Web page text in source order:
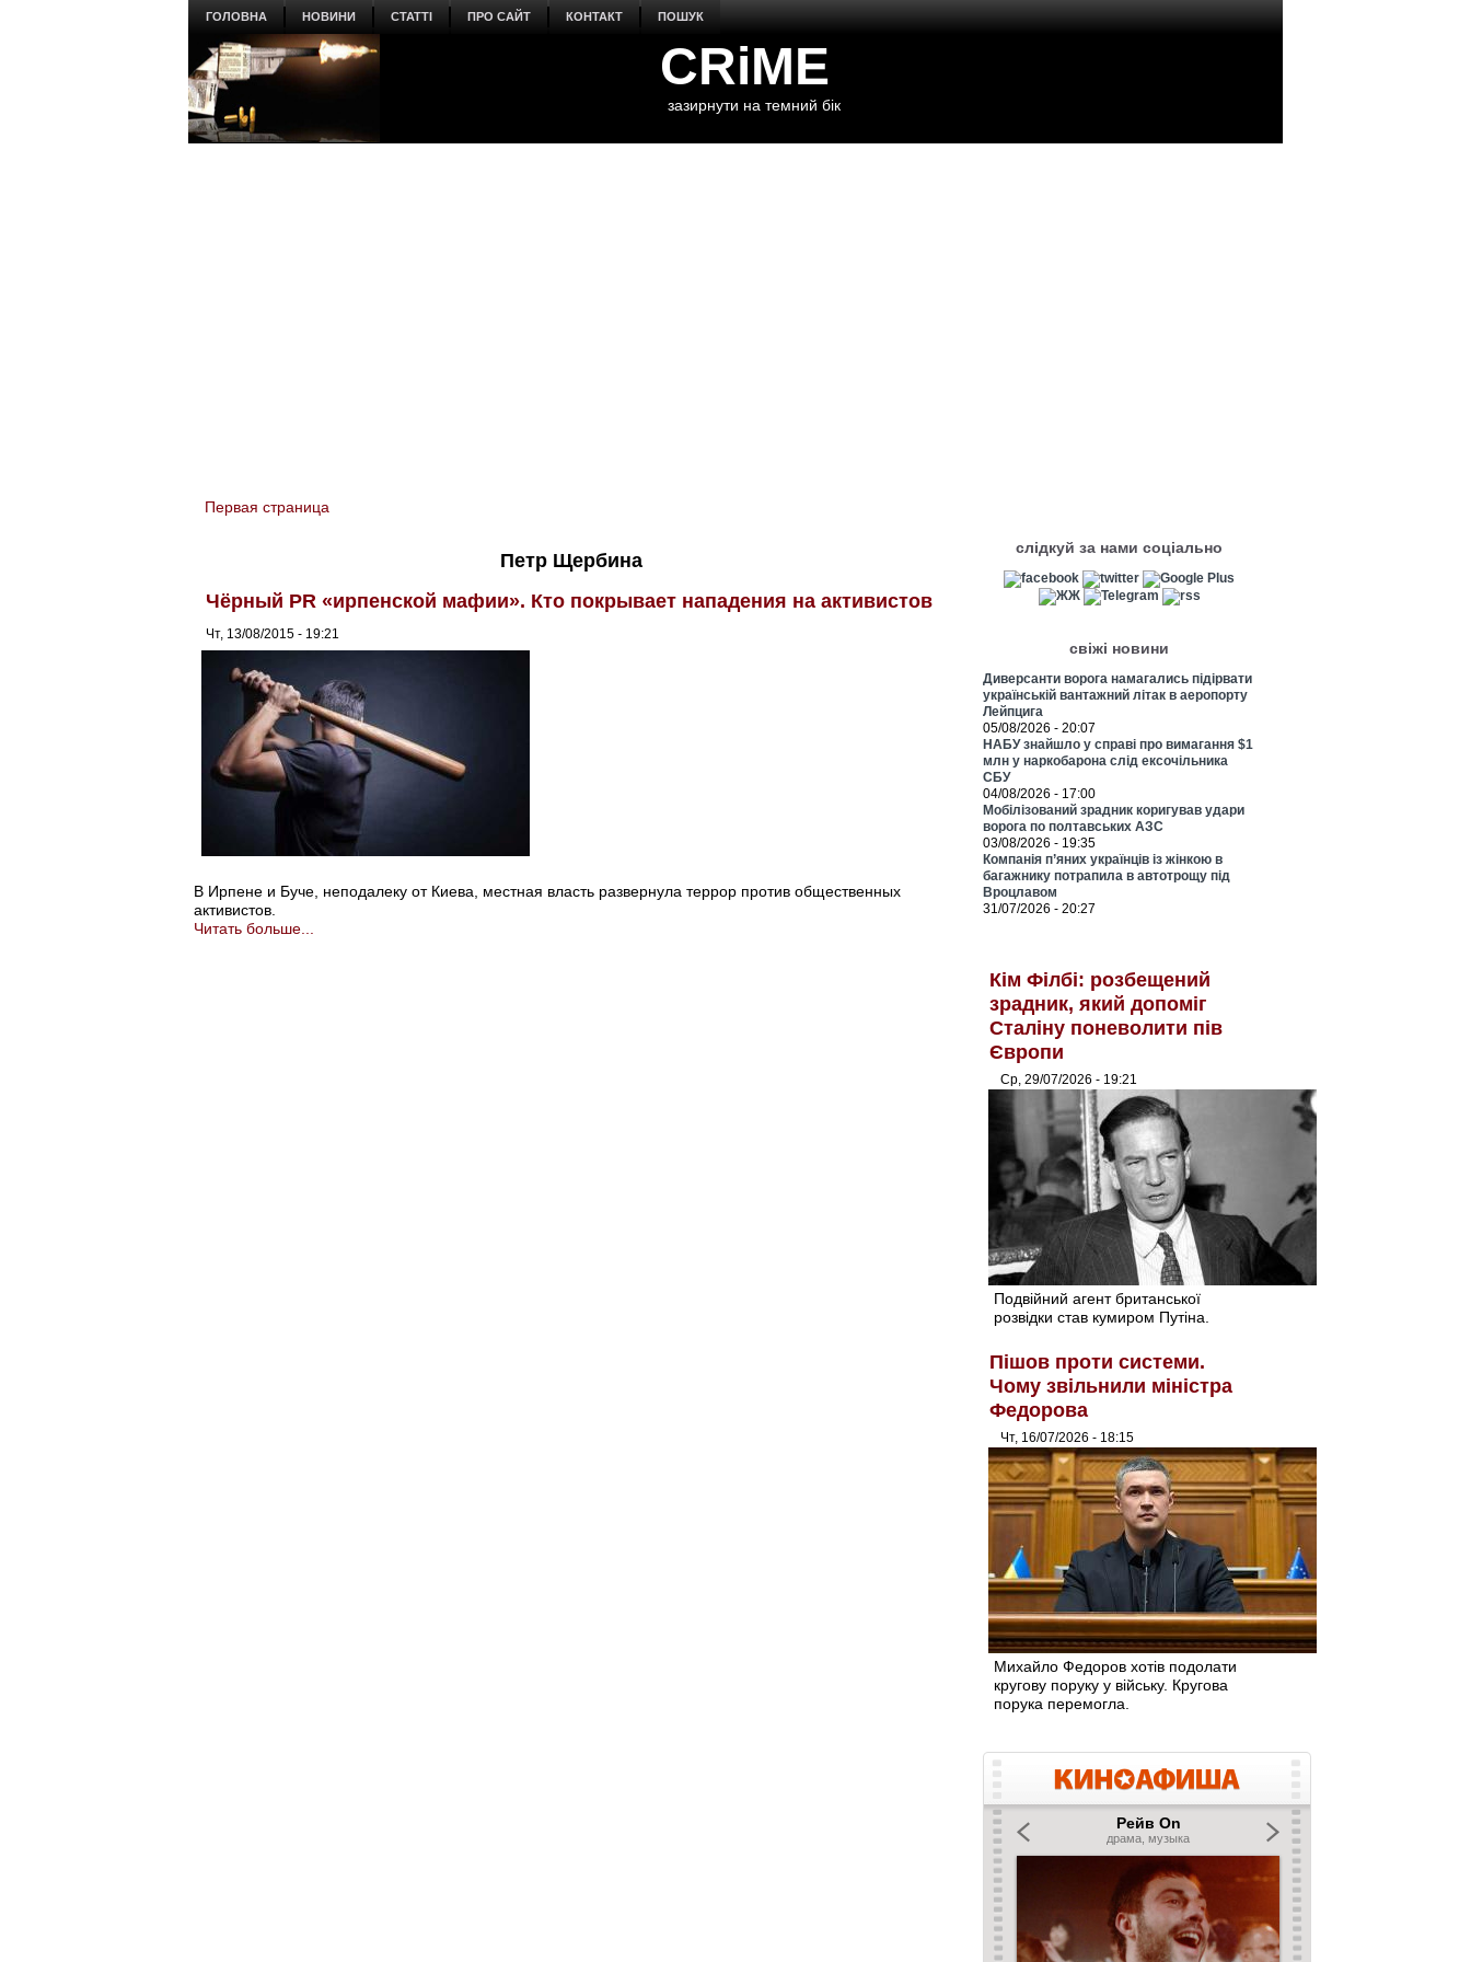
ГОЛОВНА НОВИНИ СТАТТІ ПРО САЙТ КОНТАКТ ПОШУК
CRiME
зазирнути на темний бік
You are here
Первая страница
Петр Щербина
Чёрный PR «ирпенской мафии». Кто покрывает нападения на активистов
Чт, 13/08/2015 - 19:21
В Ирпене и Буче, неподалеку от Киева, местная власть развернула террор против общественных
активистов.
Читать больше...
слідкуй за нами соціально
свіжі новини
Диверсанти ворога намагались підірвати
українській вантажний літак в аеропорту
Лейпцига
05/08/2026 - 20:07
НАБУ знайшло у справі про вимагання $1
млн у наркобарона слід ексочільника
СБУ
04/08/2026 - 17:00
Мобілізований зрадник коригував удари
ворога по полтавських АЗС
03/08/2026 - 19:35
Компанія п’яних українців із жінкою в
багажнику потрапила в автотрощу під
Вроцлавом
31/07/2026 - 20:27
Кім Філбі: розбещений
зрадник, який допоміг
Сталіну поневолити пів
Європи
Ср, 29/07/2026 - 19:21
Подвійний агент британської
розвідки став кумиром Путіна.
Пішов проти системи.
Чому звільнили міністра
Федорова
Чт, 16/07/2026 - 18:15
Михайло Федоров хотів подолати
кругову поруку у війську. Кругова
порука перемогла.